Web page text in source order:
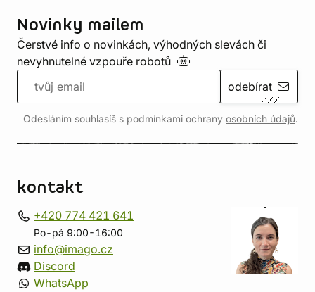
Novinky mailem
Čerstvé info o novinkách, výhodných slevách či
nevyhnutelné vzpouře robotů
odebírat
Odesláním souhlasíš s podmínkami ochrany osobních údajů.
kontakt
+420 774 421 641
Po-pá 9:00-16:00
info@imago.cz
Discord
WhatsApp